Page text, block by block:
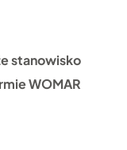
stanowisko
WOMAR